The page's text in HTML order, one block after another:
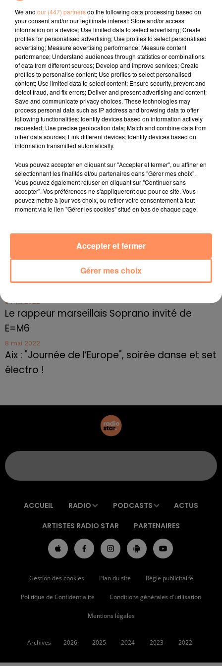
comprendre les raisons de cet échouage. La baleine à
bosse ne fait pas partie des espèces régulièrement
observées en Méditerranée, contrairement au rorqual
commun.
fil actus
4 juillet 2022
Radio Star Live avec Dadju
27 juin 2022
Marseille : une application pour mettre en
relation extras et...
27 juin 2022
Le cocholed pour jouer à la pétanque
jusqu'au bout de la nuit !
10 mai 2022
10 mai 2022
Cassis organise sa traditionnelle "Fête du vin"
10 mai 2022
Marseille : appel à témoins pour retrouver
Frédéric Pache
8 mai 2022
Le rappeur marseillais Soprano invité de
E=M6
8 mai 2022
Aix : "Journée de l’Europe", soirée danse et set
électro !
ACCUEIL RADIO PODCASTS ACTUS
ARTISTES RADIO STAR PARTENAIRES
Gestion des cookies Plan du site Régie publicitaire
Politique de Confidentialité Conditions générales d'utilisation
Mentions légales
Archives 2026 2025 2024 2023 2022
We and our (447) partnersdo the following data processing based on
your consent and/or our legitimate interest: Store and/or access
information on a device; Use limited data to select advertising; Create
profiles for personalised advertising; Use profiles to select personalised
advertising; Measure advertising performance; Measure content
performance; Understand audiences through statistics or combinations
of data from different sources; Develop and improve services; Create
profiles to personalise content; Use profiles to select personalised
content; Use limited data to select content; Ensure security, prevent and
detect fraud, and fix errors; Deliver and present advertising and content;
Save and communicate privacy choices. These technologies may
process personal data such as IP address and browsing data to offer
following functionalities: Identify devices based on information actively
requested; Use precise geolocation data; Match and combine data from
other data sources; Link different devices; Identify devices based on
information transmitted automatically.
Vous pouvez accepter en cliquant sur "Accepter et fermer", ou affiner en
sélectionnant les finalités et/ou partenaires dans "Gérer mes choix".
Vous pouvez également refuser en cliquant sur "Continuer sans
accepter". Vos préférences ne s'appliqueront que pour ce site. Vous
pouvez mettre à jour vos choix, ou retirer votre consentement à tout
moment via le lien "Gérer les cookies" situé en bas de chaque page.
Gérer mes choix
Accepter et fermer